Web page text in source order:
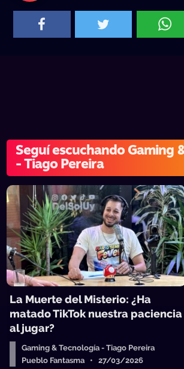
Seguí escuchando Gaming
- Tiago Pereira
La Muerte del Misterio: ¿Ha
matado TikTok nuestra paciencia
al jugar?
Gaming & Tecnología - Tiago Pereira
Pueblo Fantasma • 27/03/2026